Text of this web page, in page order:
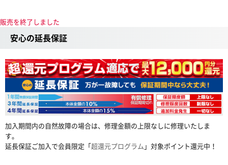
販売を終了しました
安心の延長保証
加入期間内の自然故障の場合は、修理金額の上限なしに修理いたしま
す。
延長保証ご加入で会員限定「超還元プログラム 」対象ポイント還元中！